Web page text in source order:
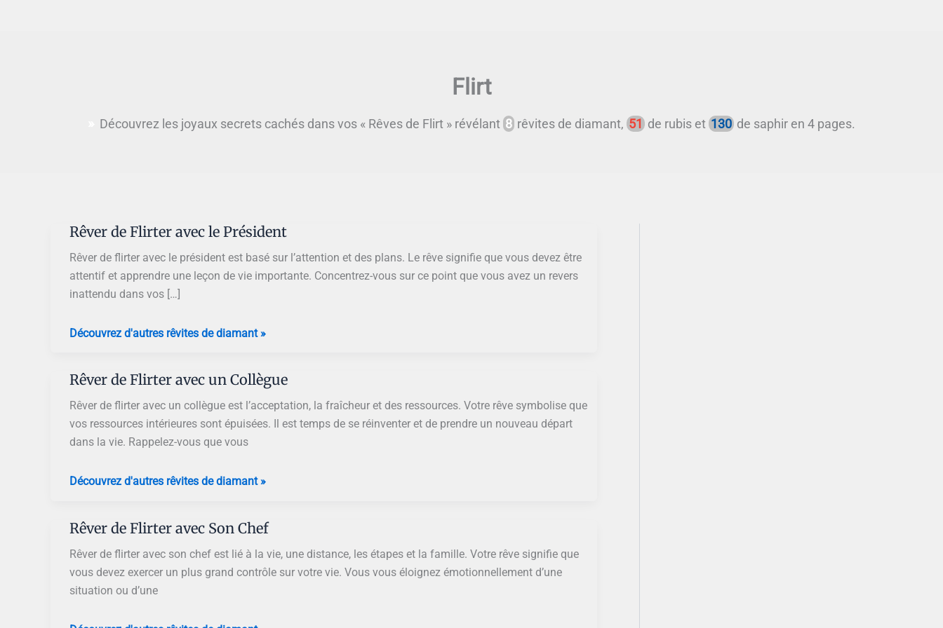
Flirt
Découvrez les joyaux secrets cachés dans vos « Rêves de Flirt » révélant 8 rêvites de diamant, 51 de rubis et 130 de saphir en 4 pages.
Rêver de Flirter avec le Président
Rêver de flirter avec le président est basé sur l’attention et des plans. Le rêve signifie que vous devez être
attentif et apprendre une leçon de vie importante. Concentrez-vous sur ce point que vous avez un revers
inattendu dans vos […]
Rêver
avec
le
Président
Découvrez d'autres rêvites de diamant »
Rêver de Flirter avec un Collègue
Rêver de flirter avec un collègue est l’acceptation, la fraîcheur et des ressources. Votre rêve symbolise que
vos ressources intérieures sont épuisées. Il est temps de se réinventer et de prendre un nouveau départ
dans la vie. Rappelez-vous que vous
Rêver
avec
un
Collègue
Découvrez d'autres rêvites de diamant »
Rêver de Flirter avec Son Chef
Rêver de flirter avec son chef est lié à la vie, une distance, les étapes et la famille. Votre rêve signifie que
vous devez exercer un plus grand contrôle sur votre vie. Vous vous éloignez émotionnellement d’une
situation ou d’une